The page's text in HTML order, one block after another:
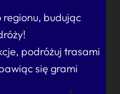
budując
podróżuj trasami
się grami